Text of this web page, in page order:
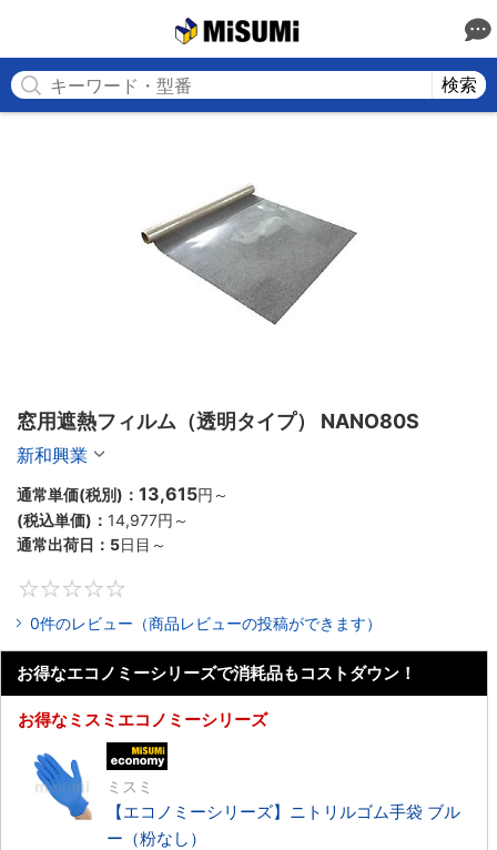
検索
窓用遮熱フィルム（透明タイプ） NANO80S
新和興業
通常単価(税別)： 13,615円 ～
(税込単価)： 14,977円 ～
通常出荷日： 5日目～
0件のレビュー（商品レビューの投稿ができます）
お得なエコノミーシリーズで消耗品もコストダウン！
お得なミスミエコノミーシリーズ
ミスミ
【エコノミーシリーズ】ニトリルゴム手袋 ブル
ー（粉なし）